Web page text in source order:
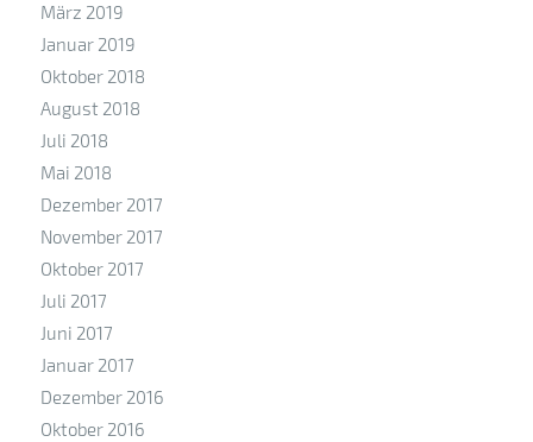
März 2019
Januar 2019
Oktober 2018
August 2018
Juli 2018
Mai 2018
Dezember 2017
November 2017
Oktober 2017
Juli 2017
Juni 2017
Januar 2017
Dezember 2016
Oktober 2016